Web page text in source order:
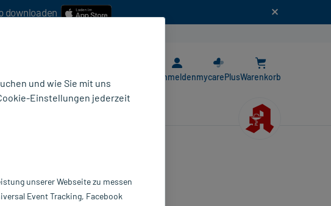
downloaden
AnmeldenmycarePlusWarenkorb
und wie Sie mit uns
Einstellungen jederzeit
unserer Webseite zu messen
Event Tracking, Facebook